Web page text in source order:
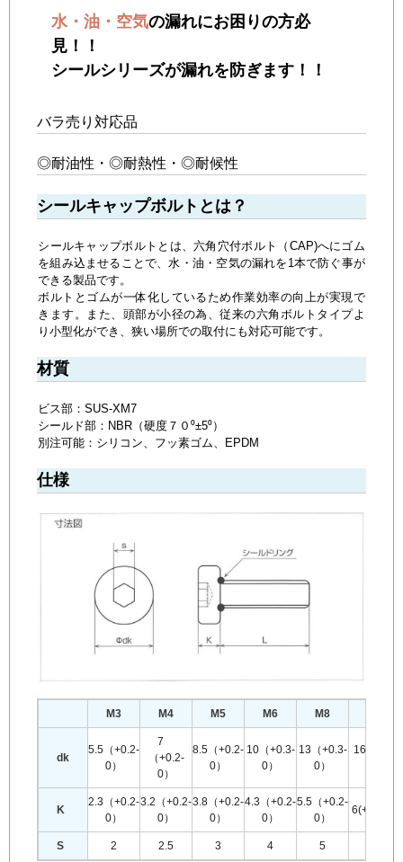
水・油・空気の漏れにお困りの方必
見！！
シールシリーズが漏れを防ぎます！！
バラ売り対応品
◎耐油性・◎耐熱性・◎耐候性
シールキャップボルトとは？
シールキャップボルトとは、六角穴付ボルト（CAP)へにゴム
を組み込ませることで、水・油・空気の漏れを1本で防ぐ事が
できる製品です。
ボルトとゴムが一体化しているため作業効率の向上が実現で
きます。また、頭部が小径の為、従来の六角ボルトタイプよ
り小型化ができ、狭い場所での取付にも対応可能です。
材質
ビス部：SUS-XM7
シールド部：NBR（硬度７０⁰±5⁰）
別注可能：シリコン、フッ素ゴム、EPDM
仕様
M3 M4 M5 M6 M8
dk
5.5（+0.2-
0）
7
（+0.2-
0）
8.5（+0.2-
0）
10（+0.3-
0）
13（+0.3-
0）
16（+0.3-
K
2.3（+0.2-
0）
3.2（+0.2-
0）
3.8（+0.2-
0）
4.3（+0.2-
0）
5.5（+0.2-
0）
6(+0.2-0）
S 2 2.5 3 4 5